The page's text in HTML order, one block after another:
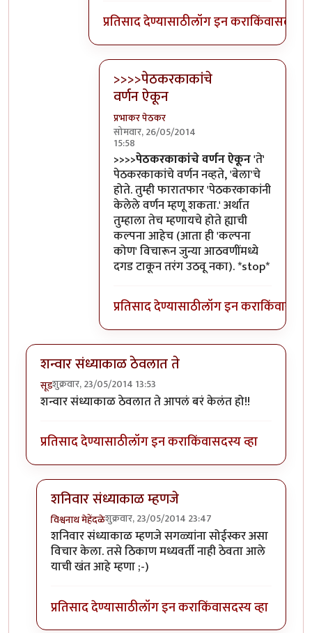
प्रतिसाद देण्यासाठीलॉग इन कराकिंवासदस्य
>>>>पेठकरकाकांचे
वर्णन ऐकून
प्रभाकर पेठकर
सोमवार, 26/05/2014
15:58
In reply toपेठकरकाकांचे वर्णन ऐकून
>>>>पेठकरकाकांचे वर्णन ऐकून'ते'
पेठकरकाकांचे वर्णन नव्हते, 'बेला'चे
होते. तुम्ही फारातफार 'पेठकरकाकांनी
केलेले वर्णन म्हणू शकता.' अर्थात
तुम्हाला तेच म्हणायचे होते ह्याची
कल्पना आहेच (आता ही 'कल्पना
कोण' विचारून जुन्या आठवणींमध्ये
दगड टाकून तरंग उठवू नका). *stop*
प्रतिसाद देण्यासाठीलॉग इन कराकिंवा
शन्वार संध्याकाळ ठेवलात ते
सूडशुक्रवार, 23/05/2014 13:53
शन्वार संध्याकाळ ठेवलात ते आपलं बरं केलंत हो!!
प्रतिसाद देण्यासाठीलॉग इन कराकिंवासदस्य व्हा
शनिवार संध्याकाळ म्हणजे
विश्वनाथ मेहेंदळेशुक्रवार, 23/05/2014 23:47
In reply toशन्वार संध्याकाळ ठेवलात तेbyसूड
शनिवार संध्याकाळ म्हणजे सगळ्यांना सोईस्कर असा
विचार केला. तसे ठिकाण मध्यवर्ती नाही ठेवता आले
याची खंत आहे म्हणा ;-)
प्रतिसाद देण्यासाठीलॉग इन कराकिंवासदस्य व्हा